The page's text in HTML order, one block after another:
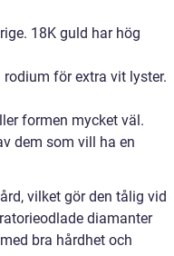
18K guld har hög
för extra vit lyster.
formen mycket väl.
dem som vill ha en
vilket gör den tålig vid
diamanter
bra hårdhet och